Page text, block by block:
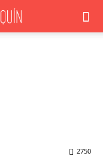
2750